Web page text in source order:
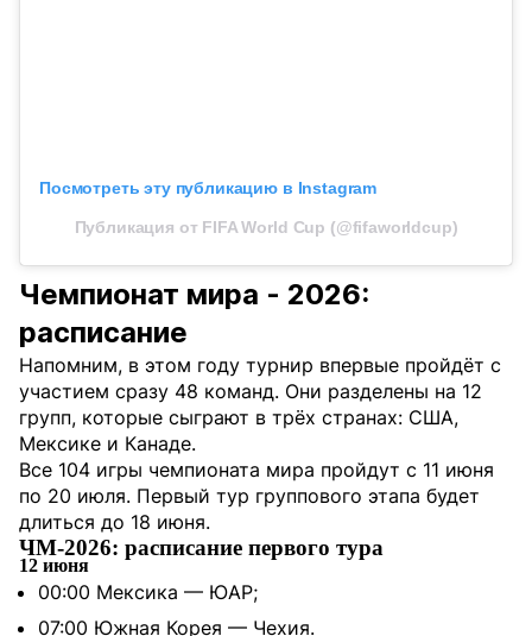
Посмотреть эту публикацию в Instagram
Публикация от FIFA World Cup (@fifaworldcup)
Чемпионат мира - 2026:
расписание
Напомним, в этом году турнир впервые пройдёт с
участием сразу 48 команд. Они разделены на 12
групп, которые сыграют в трёх странах: США,
Мексике и Канаде.
Все 104 игры чемпионата мира пройдут с 11 июня
по 20 июля. Первый тур группового этапа будет
длиться до 18 июня.
ЧМ-2026: расписание первого тура
12 июня
00:00 Мексика — ЮАР;
07:00 Южная Корея — Чехия.